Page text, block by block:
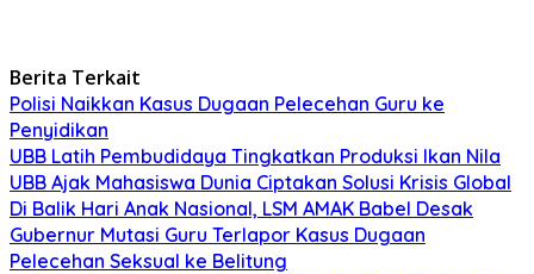
Berita Terkait
Polisi Naikkan Kasus Dugaan Pelecehan Guru ke
Penyidikan
UBB Latih Pembudidaya Tingkatkan Produksi Ikan Nila
UBB Ajak Mahasiswa Dunia Ciptakan Solusi Krisis Global
Di Balik Hari Anak Nasional, LSM AMAK Babel Desak
Gubernur Mutasi Guru Terlapor Kasus Dugaan
Pelecehan Seksual ke Belitung